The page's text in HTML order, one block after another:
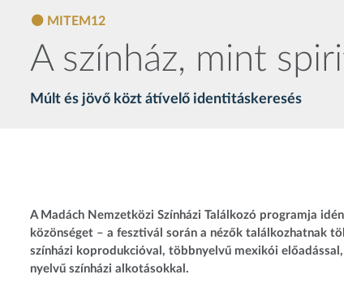
MITEM12
A színház, mint
Múlt és jövő közt átívelő identitáskeresés
A Madách Nemzetközi Színházi Találkozó programja
közönséget – a fesztivál során a nézők találkozhatnak
színházi koprodukcióval, többnyelvű mexikói
nyelvű színházi alkotásokkal.